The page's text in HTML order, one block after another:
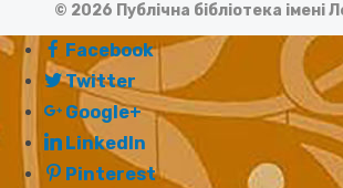
© 2026 Публічна бібліотека імені
Facebook
Twitter
Google+
LinkedIn
Pinterest